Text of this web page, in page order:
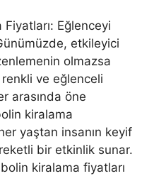
Eğlenceyi
etkileyici
olmazsa
ve eğlenceli
arasında öne
kiralama
yaştan insanın keyif
bir etkinlik sunar.
kiralama fiyatları